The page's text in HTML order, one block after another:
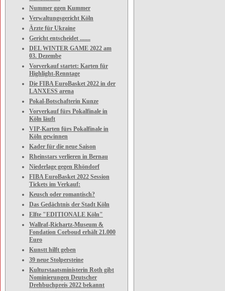
Nummer ggen Kummer
Verwaltungsgericht Köln
Ärzte für Ukraine
Gericht entscheidet .......
DEL WINTER GAME 2022 am
03. Dezembe
Vorverkauf startet: Karten für
Highlight-Renntage
Die FIBA EuroBasket 2022 in der
LANXESS arena
Pokal-Botschafterin Kunze
Vorverkauf fürs Pokalfinale in
Köln läuft
VIP-Karten fürs Pokalfinale in
Köln gewinnen
Kader für die neue Saison
Rheinstars verlieren in Bernau
Niederlage gegen Rhöndorf
FIBA EuroBasket 2022 Session
Tickets im Verkauf:
Keusch oder romantisch?
Das Gedächtnis der Stadt Köln
Elfte "EDITIONALE Köln"
Wallraf-Richartz-Museum &
Fondation Corboud erhält 21.000
Euro
Kunstt hilft geben
39 neue Stolpersteine
Kulturstaatsministerin Roth gibt
Nominierungen Deutscher
Drehbuchpreis 2022 bekannt